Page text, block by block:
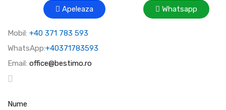
Apeleaza Whatsapp
Mobil: +40 371 783 593
WhatsApp:+40371783593
Email: office@bestimo.ro
Nume